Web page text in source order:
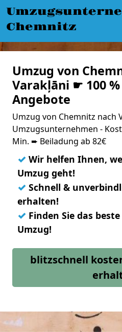
Chemnitz
Umzug von
Varakļāni ☛ 100
Angebote
Umzug von Chemnitz nach
Umzugsunternehmen -
Min. ➨ Beiladung ab 82€
✓ Wir helfen Ihnen,
Umzug geht!
✓ Schnell &
erhalten!
✓ Finden Sie das
Umzug!
blitzschnell